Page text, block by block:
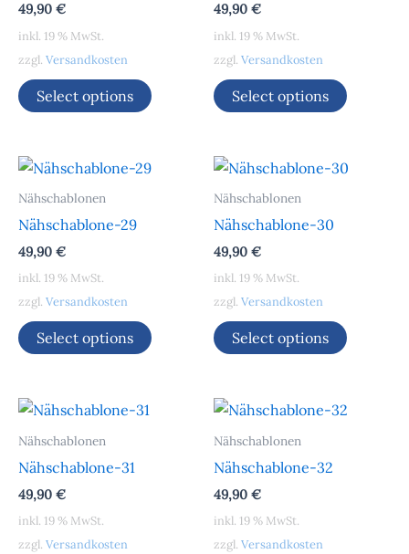
49,90 €
inkl. 19 % MwSt.
zzgl. Versandkosten
Select options
49,90 €
inkl. 19 % MwSt.
zzgl. Versandkosten
Select options
Nähschablonen
Nähschablone-29
49,90 €
inkl. 19 % MwSt.
zzgl. Versandkosten
Select options
Nähschablonen
Nähschablone-30
49,90 €
inkl. 19 % MwSt.
zzgl. Versandkosten
Select options
Nähschablonen
Nähschablone-31
49,90 €
inkl. 19 % MwSt.
zzgl. Versandkosten
Nähschablonen
Nähschablone-32
49,90 €
inkl. 19 % MwSt.
zzgl. Versandkosten